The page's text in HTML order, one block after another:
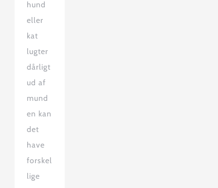
hund
eller
kat
lugter
dårligt
ud af
mund
en kan
det
have
forskel
lige